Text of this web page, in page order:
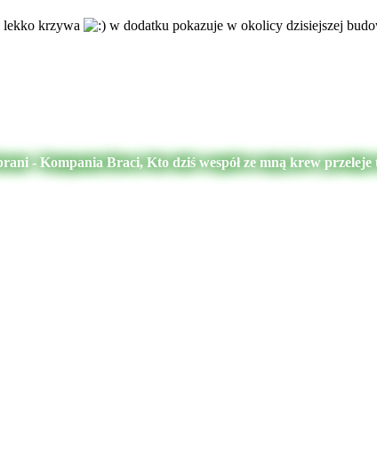
lekko krzywa
w dodatku pokazuje w okolicy dzisiejszej
- Kompania Braci, Kto dziś wespół ze mną krew